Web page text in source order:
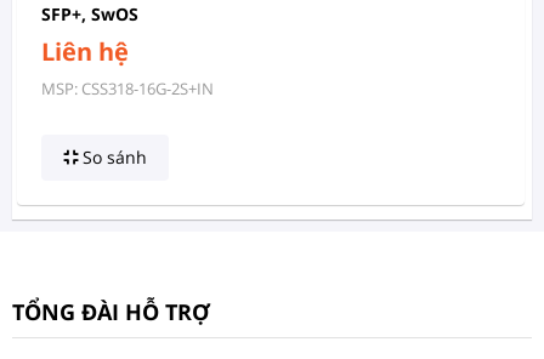
SFP+, SwOS
Liên hệ
MSP: CSS318-16G-2S+IN
So sánh
TỔNG ĐÀI HỖ TRỢ